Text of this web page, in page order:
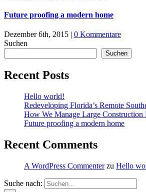
Future proofing a modern home
Dezember 6th, 2015 | 0 Kommentare
Suchen
Suchen
Recent Posts
Hello world!
Redeveloping Florida’s Remote
How We Manage Large Construction
Future proofing a modern home
Recent Comments
A WordPress Commenterzu Hello
Suche nach: